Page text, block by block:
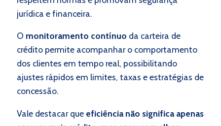
jurídica e financeira.
O monitoramento contínuo da carteira de
crédito permite acompanhar o comportamento
dos clientes em tempo real, possibilitando
ajustes rápidos em limites, taxas e estratégias de
concessão.
Vale destacar que eficiência não significa apenas